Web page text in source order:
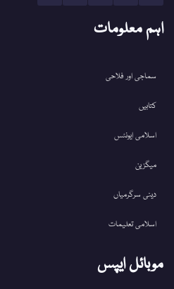
اہم معلومات
سماجی اور فلاحی
کتابیں
اسلامی ایونٹس
میگزین
دینی سرگرمیاں
اسلامی تعلیمات
موبائل ایپس